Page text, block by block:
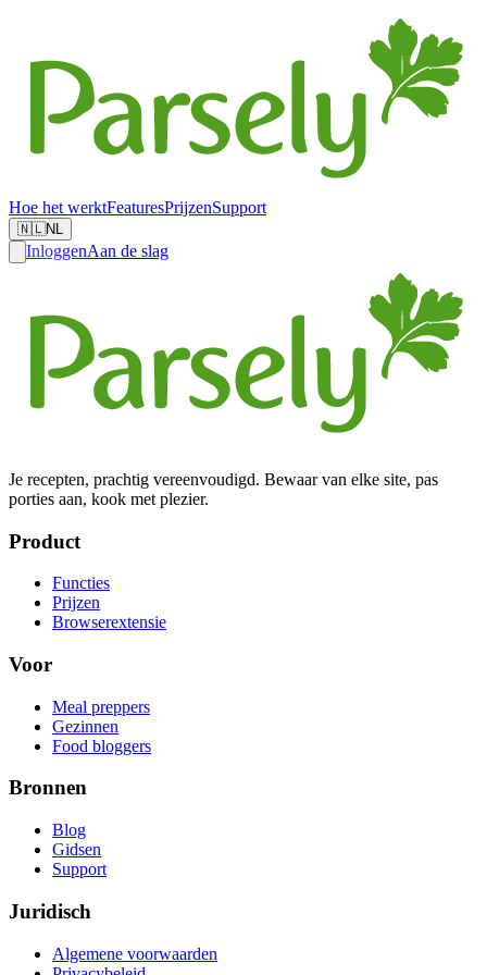
Hoe het werktFeaturesPrijzenSupport
🇳🇱NL
InloggenAan de slag
Je recepten, prachtig vereenvoudigd. Bewaar van elke site, pas
porties aan, kook met plezier.
Product
Functies
Prijzen
Browserextensie
Voor
Meal preppers
Gezinnen
Food bloggers
Bronnen
Blog
Gidsen
Support
Juridisch
Algemene voorwaarden